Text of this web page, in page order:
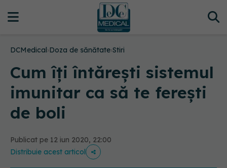
DCMedical›Doza de sănătate›Stiri
Cum îți întărești sistemul
imunitar ca să te ferești
de boli
Publicat pe 12 iun 2020, 22:00
Distribuie acest articol